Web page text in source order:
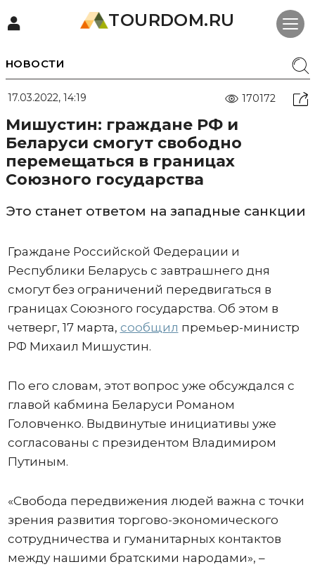
TOURDOM.RU
НОВОСТИ
17.03.2022, 14:19 170172
Мишустин: граждане РФ и
Беларуси смогут свободно
перемещаться в границах
Союзного государства
Это станет ответом на западные санкции
Граждане Российской Федерации и
Республики Беларусь с завтрашнего дня
смогут без ограничений передвигаться в
границах Союзного государства. Об этом в
четверг, 17 марта, сообщил премьер-министр
РФ Михаил Мишустин.
По его словам, этот вопрос уже обсуждался с
главой кабмина Беларуси Романом
Головченко. Выдвинутые инициативы уже
согласованы с президентом Владимиром
Путиным.
«Свобода передвижения людей важна с точки
зрения развития торгово-экономического
сотрудничества и гуманитарных контактов
между нашими братскими народами», –